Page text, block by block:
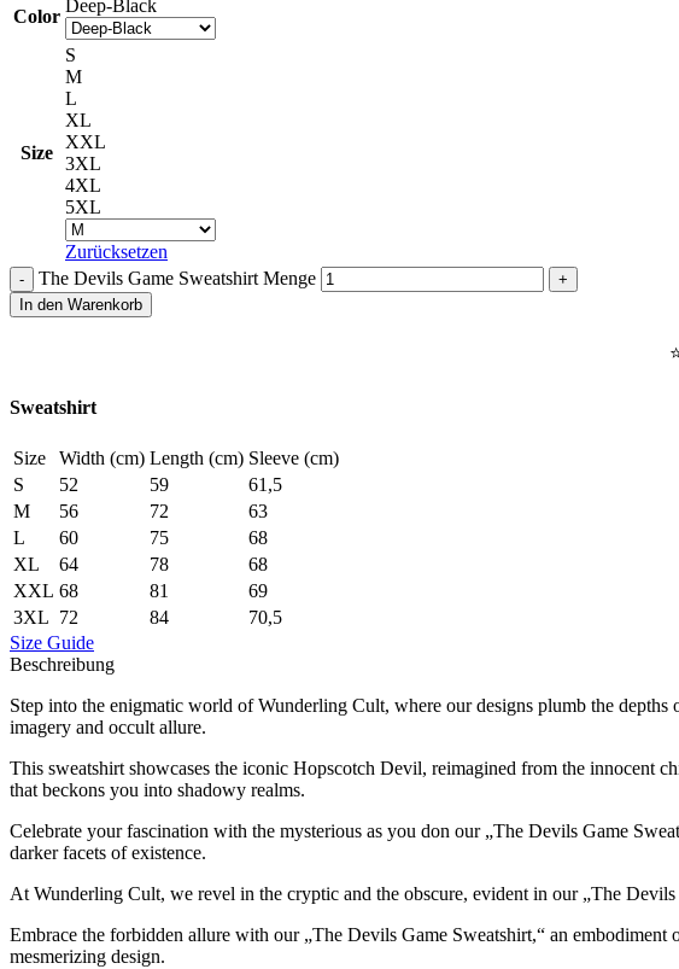
Color
Deep-Black
Size
S
M
L
XL
XXL
3XL
4XL
5XL
Zurücksetzen
The Devils Game Sweatshirt Menge
In den Warenkorb
Sweatshirt
Size Width (cm) Length (cm) Sleeve (cm)
S
52 59
61,5
M
56 72
63
L
60 75
68
XL
64 78
68
XXL 68 81
69
3XL 72 84
70,5
Size Guide
Beschreibung
Step into the enigmatic world of Wunderling Cult, where our designs plumb the
imagery and occult allure.
This sweatshirt showcases the iconic Hopscotch Devil, reimagined from the innocent
that beckons you into shadowy realms.
Celebrate your fascination with the mysterious as you don our „The Devils Game
darker facets of existence.
At Wunderling Cult, we revel in the cryptic and the obscure, evident in our „The
Embrace the forbidden allure with our „The Devils Game Sweatshirt,“ an
mesmerizing design.